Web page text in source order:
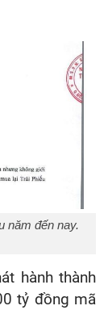
năm đến nay.
hành thành
tỷ đồng mã